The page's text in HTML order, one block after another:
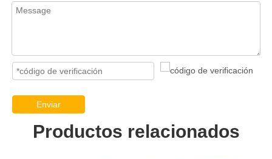
Enviar
Productos relacionados